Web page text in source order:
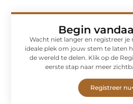
Begin
Wacht niet langer en registreer je
ideale plek om jouw stem te laten
de wereld te delen. Klik op de
eerste stap naar meer
Registreer nu